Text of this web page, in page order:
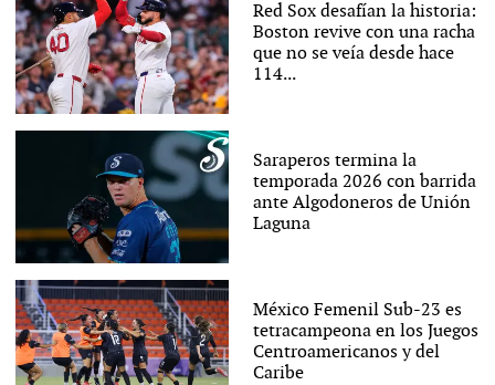
Red Sox desafían la historia:
Boston revive con una racha
que no se veía desde hace
114...
Saraperos termina la
temporada 2026 con barrida
ante Algodoneros de Unión
Laguna
México Femenil Sub-23 es
tetracampeona en los Juegos
Centroamericanos y del
Caribe